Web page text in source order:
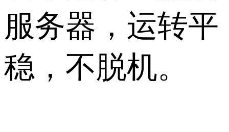
服务器，运转平
稳，不脱机。